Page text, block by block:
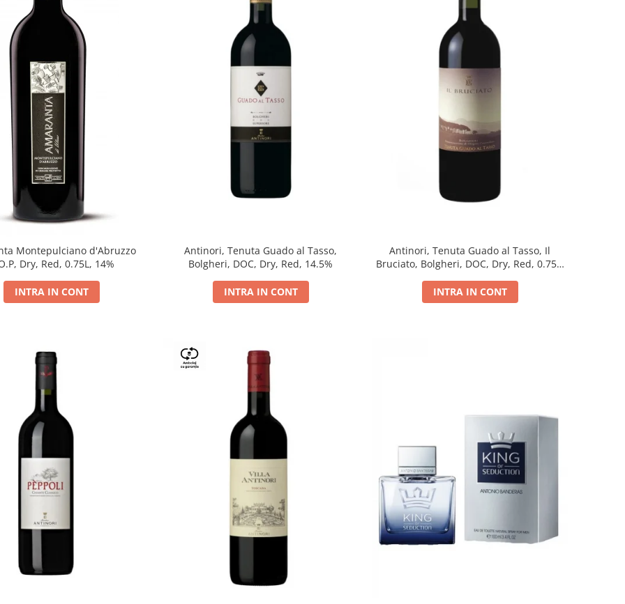
Montepulciano d'Abruzzo
Dry, Red, 0.75L, 14%
INTRA IN CONT
Antinori, Tenuta Guado al Tasso,
Bolgheri, DOC, Dry, Red, 14.5%
INTRA IN CONT
Antinori, Tenuta Guado al Tasso, Il
Bruciato, Bolgheri, DOC, Dry, Red, 0.75L,
INTRA IN CONT